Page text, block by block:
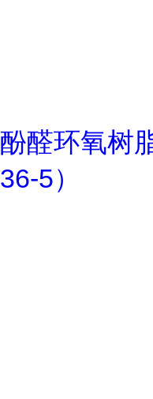
酚醛环氧树
36-5）